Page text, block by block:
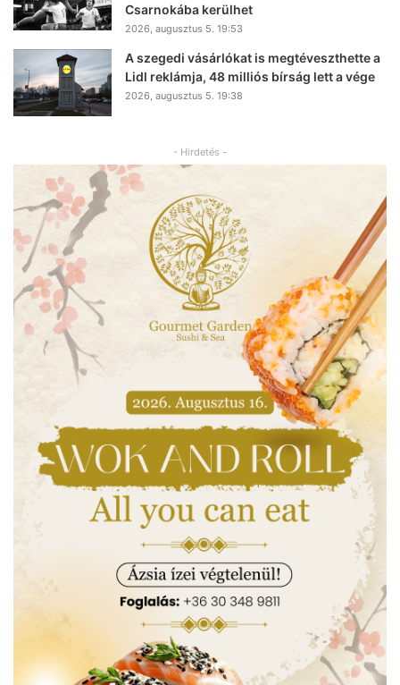
Csarnokába kerülhet
2026, augusztus 5. 19:53
A szegedi vásárlókat is megtéveszthette a
Lidl reklámja, 48 milliós bírság lett a vége
2026, augusztus 5. 19:38
- Hirdetés -